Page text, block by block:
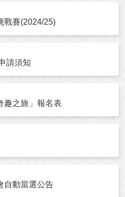
戰賽(2024/25)
請須知
趣之旅」報名表
自動當選公告